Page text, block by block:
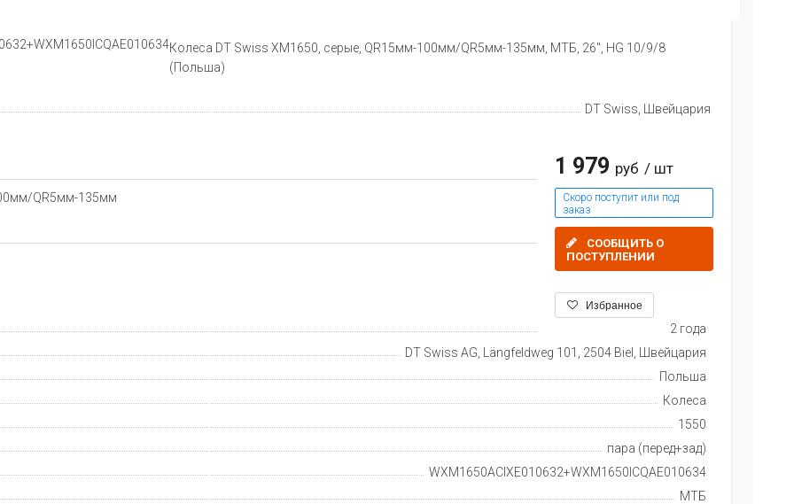
Колеса DT Swiss XM1650, серые, QR15мм-100мм/QR5мм-135мм, МТБ, 26", HG 10/9/8
(Польша)
DT Swiss, Швейцария
1 979 руб / шт
Скоро поступит или под
заказ
СООБЩИТЬ О
ПОСТУПЛЕНИИ
Избранное
QR5мм-135мм
2 года
DT Swiss AG, Längfeldweg 101, 2504 Biel, Швейцария
Польша
Колеса
1550
пара (перед+зад)
WXM1650ACIXE010632+WXM1650ICQAE010634
МТБ